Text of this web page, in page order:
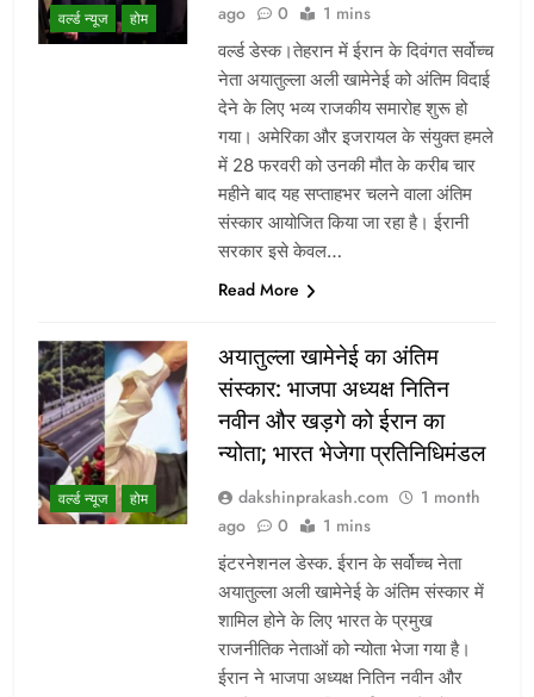
वर्ल्ड न्यूज होम
ago
0 1 mins
वर्ल्ड डेस्क।तेहरान में ईरान के दिवंगत सर्वोच्च
नेता अयातुल्ला अली खामेनेई को अंतिम विदाई
देने के लिए भव्य राजकीय समारोह शुरू हो
गया। अमेरिका और इजरायल के संयुक्त हमले
में 28 फरवरी को उनकी मौत के करीब चार
महीने बाद यह सप्ताहभर चलने वाला अंतिम
संस्कार आयोजित किया जा रहा है। ईरानी
सरकार इसे केवल…
Read More
वर्ल्ड न्यूज होम
अयातुल्ला खामेनेई का अंतिम
संस्कार: भाजपा अध्यक्ष नितिन
नवीन और खड़गे को ईरान का
न्योता; भारत भेजेगा प्रतिनिधिमंडल
dakshinprakash.com
1 month
ago
0 1 mins
इंटरनेशनल डेस्क. ईरान के सर्वोच्च नेता
अयातुल्ला अली खामेनेई के अंतिम संस्कार में
शामिल होने के लिए भारत के प्रमुख
राजनीतिक नेताओं को न्योता भेजा गया है।
ईरान ने भाजपा अध्यक्ष नितिन नवीन और